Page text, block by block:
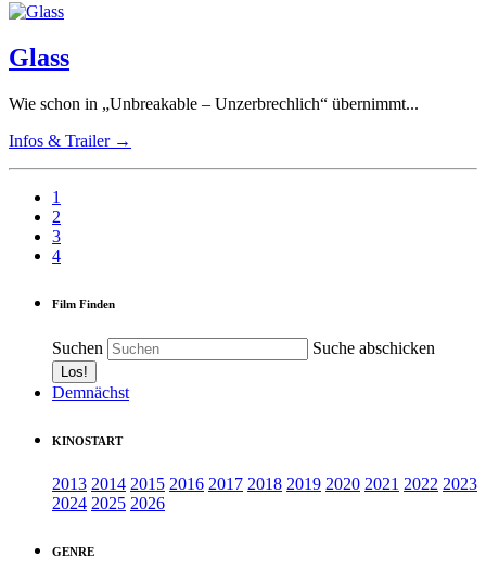
Glass
Wie schon in „Unbreakable – Unzerbrechlich“ übernimmt...
Infos & Trailer →
1
2
3
4
Film Finden
Suchen Suche abschicken
Demnächst
KINOSTART
2013 2014 2015 2016 2017 2018 2019 2020 2021 2022 2023
2024 2025 2026
GENRE